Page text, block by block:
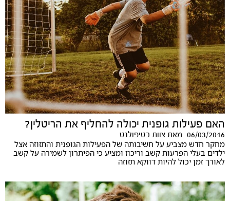
האם פעילות גופנית יכולה להחליף את הריטלין?
06/03/2016 מאת צוות בטיפולנט
מחקר חדש מצביע על חשיבותה של הפעילות הגופנית והתזוזה אצל
ילדים בעלי הפרעות קשב וריכוז ומציע כי הפיתרון לשמירה על קשב
לאורך זמן יכול להיות דווקא תזוזה